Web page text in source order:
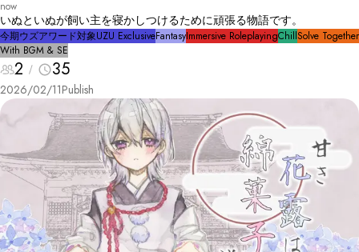
now
いぬといぬが飼い主を寝かしつけるために頑張る物語です。
今期ウズアワード対象UZU ExclusiveFantasyImmersive RoleplayingChillSolve Together
With BGM & SE
2 35
2026/02/11Publish